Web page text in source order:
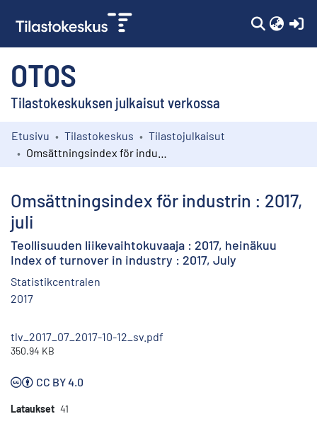
OTOS
Tilastokeskuksen julkaisut verkossa
Kokoelmat
Etusivu Tilastokeskus
Tilastojulkaisut
Omsättningsindex för industrin : 2017,
juli
Teollisuuden liikevaihtokuvaaja : 2017, heinäkuu
Index of turnover in industry : 2017, July
Statistikcentralen
2017
tlv_2017_07_2017-10-12_sv.pdf
350.94 KB
CC BY 4.0
Lataukset 41